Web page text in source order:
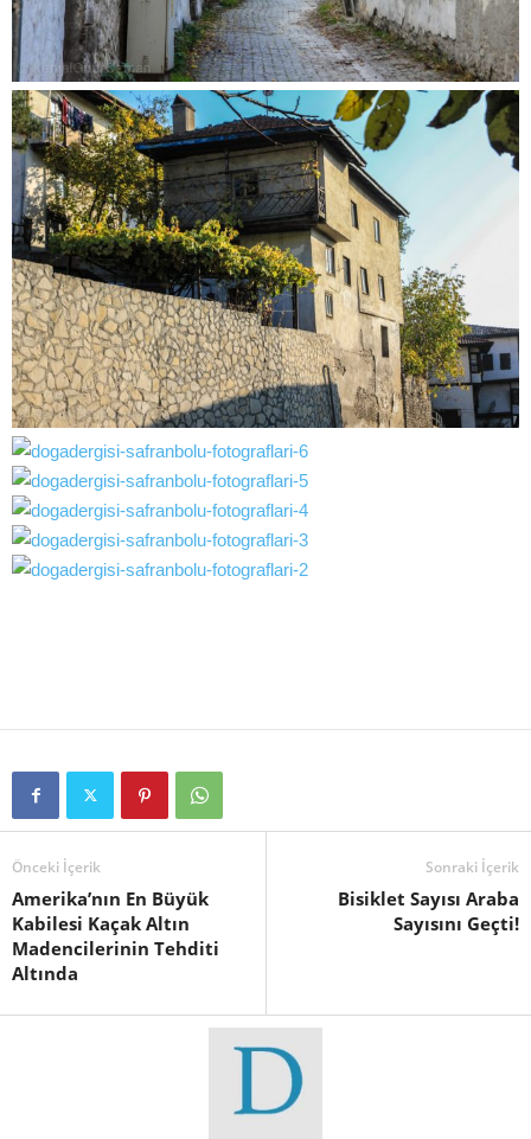
Önceki İçerik
Amerika’nın En Büyük
Kabilesi Kaçak Altın
Madencilerinin Tehditi
Altında
Sonraki İçerik
Bisiklet Sayısı Araba
Sayısını Geçti!